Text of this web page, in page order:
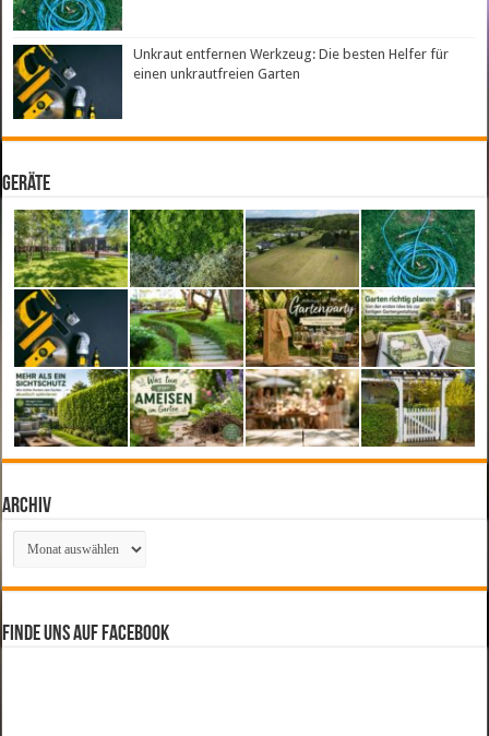
Unkraut entfernen Werkzeug: Die besten Helfer für
einen unkrautfreien Garten
Geräte
Archiv
Archiv
Finde uns auf Facebook